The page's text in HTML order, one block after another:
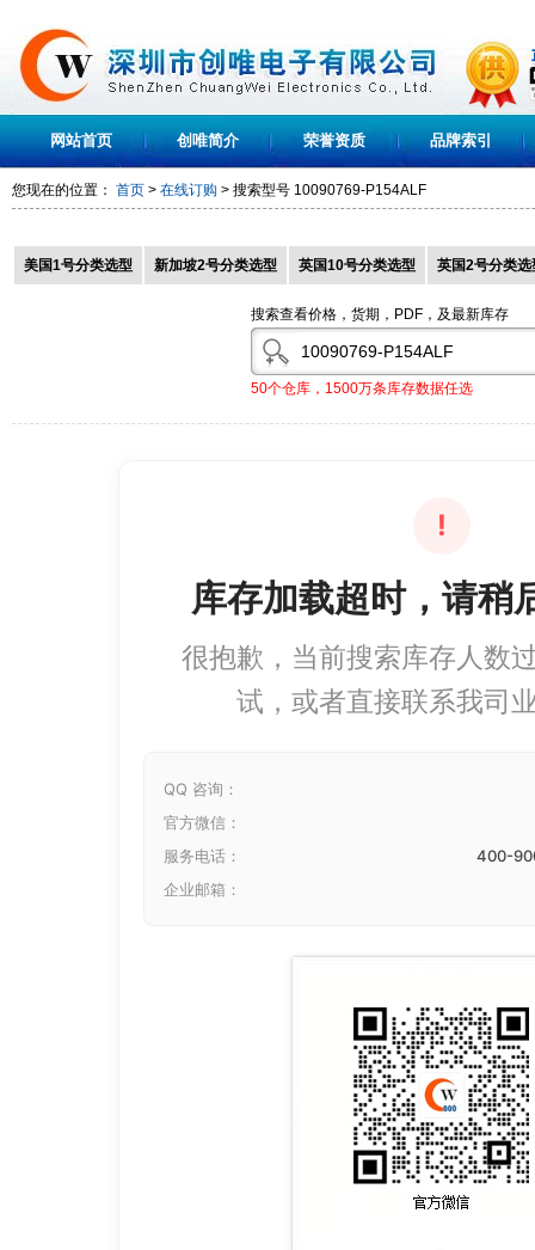
网站首页 创唯简介 荣誉资质 品牌索引
您现在的位置： 首页 > 在线订购 > 搜索型号 10090769-P154ALF
美国1号分类选型 新加坡2号分类选型 英国10号分类选型 英国2号分类选
搜索查看价格，货期，PDF，及最新库存
50个仓库，1500万条库存数据任选
!
库存加载超时，请稍
很抱歉，当前搜索库存人数
试，或者直接联系我司
QQ 咨询：
官方微信：
服务电话：
400-
企业邮箱：